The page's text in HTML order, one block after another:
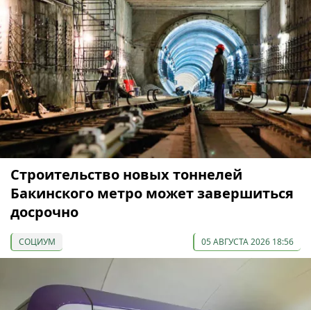
Строительство новых тоннелей
Бакинского метро может завершиться
досрочно
СОЦИУМ 05 АВГУСТА 2026 18:56